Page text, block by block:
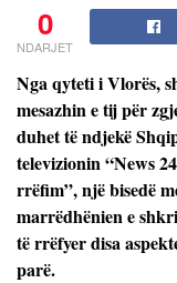
0
NDARJET
Nga qyteti i Vlorës,
mesazhin e tij për
duhet të ndjekë
televizionin “News
rrëfim”, një bisedë
marrëdhënien e
të rrëfyer disa
parë.